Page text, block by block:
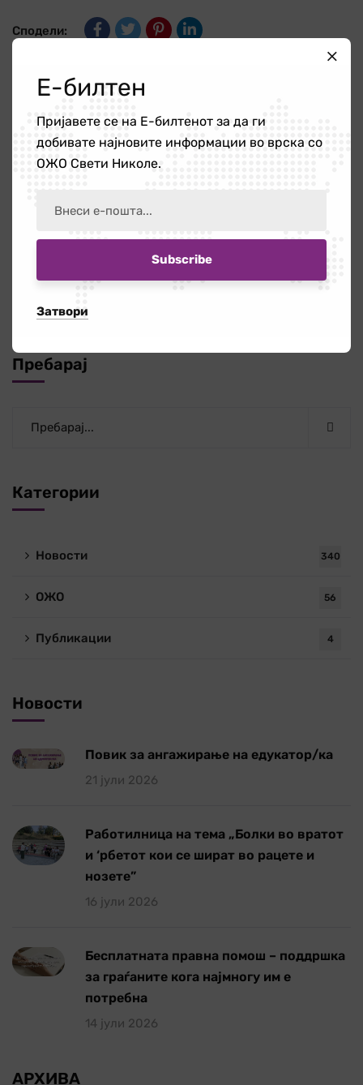
Сподели:
Меѓународен ден на руралната
жена
Реализирана иницијатива
покрената од жените во
с.Иванковци
Пребарај
Категории
Новости 340
ОЖО 56
Публикации 4
Новости
Повик за ангажирање на едукатор/ка
21 јули 2026
Работилница на тема „Болки во вратот
и ‘рбетот кои се шират во рацете и
нозете”
16 јули 2026
Бесплатната правна помош – поддршка
за граѓаните кога најмногу им е
потребна
14 јули 2026
АРХИВА
Е-билтен
Пријавете се на Е-билтенот за да ги
добивате најновите информации во врска со
ОЖО Свети Николе.
Затвори